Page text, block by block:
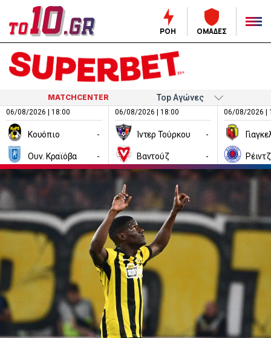
ΡΟΗ ΟΜΑΔΕΣ
MATCHCENTER
06/08/2026 | 18:00
Κουόπιο -
Ουν. Κραϊόβα -
06/08/2026 | 18:00
Ίντερ Τούρκου -
Βαντούζ -
06/08/2026 |